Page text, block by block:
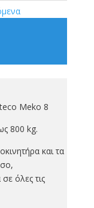
Meko 8
800 kg.
και τα
όλες τις